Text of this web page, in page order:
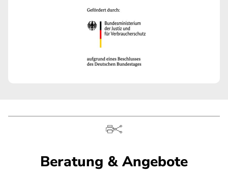
Beratung & Angebote